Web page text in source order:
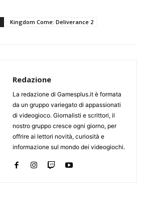
Kingdom Come: Deliverance 2
Redazione
La redazione di Gamesplus.it è formata
da un gruppo variegato di appassionati
di videogioco. Giornalisti e scrittori, il
nostro gruppo cresce ogni giorno, per
offrire ai lettori novità, curiosità e
informazione sul mondo dei videogiochi.